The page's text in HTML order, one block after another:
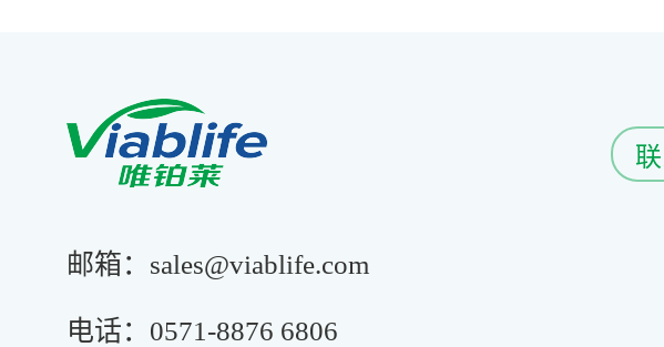
邮箱：sales@viablife.com
电话：0571-8876 6806